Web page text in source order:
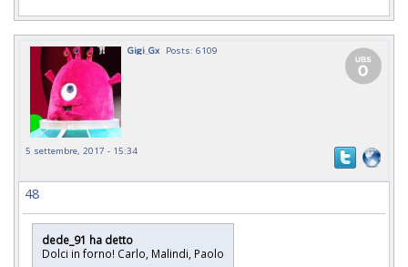
Gigi_Gx Posts: 6109
5 settembre, 2017 - 15:34
48
dede_91 ha detto
Dolci in forno! Carlo, Malindi, Paolo